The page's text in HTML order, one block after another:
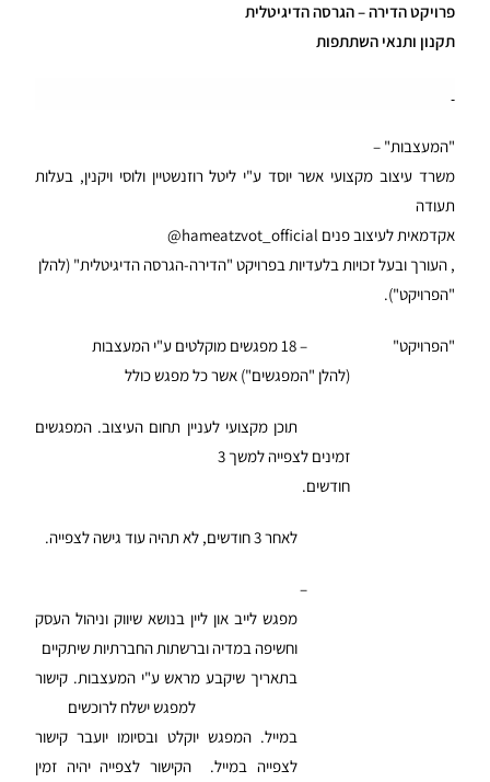
פרויקט הדירה – הגרסה הדיגיטלית
תקנון ותנאי השתתפות
"המעצבות" –
משרד עיצוב מקצועי אשר יוסד ע"י ליטל רוזנשטיין ולוסי ויקנין, בעלות
תעודה
אקדמאית לעיצוב פנים hameatzvot_official
@
, העורך ובעל זכויות בלעדיות בפרויקט "הדירה-הגרסה הדיגיטלית" (להלן
"הפרויקט").
"הפרויקט" – 18 מפגשים מוקלטים ע"י המעצבות
(להלן "המפגשים") אשר כל מפגש כולל
תוכן מקצועי לעניין תחום העיצוב. המפגשים
זמינים לצפייה למשך 3
חודשים.
לאחר 3 חודשים, לא תהיה עוד גישה לצפייה.
–
מפגש לייב און ליין בנושא שיווק וניהול העסק
וחשיפה במדיה וברשתות החברתיות שיתקיים
בתאריך שיקבע מראש ע"י המעצבות. קישור
למפגש ישלח לרוכשים
במייל. המפגש יוקלט ובסיומו יועבר קישור
לצפייה במייל. הקישור לצפייה יהיה זמין